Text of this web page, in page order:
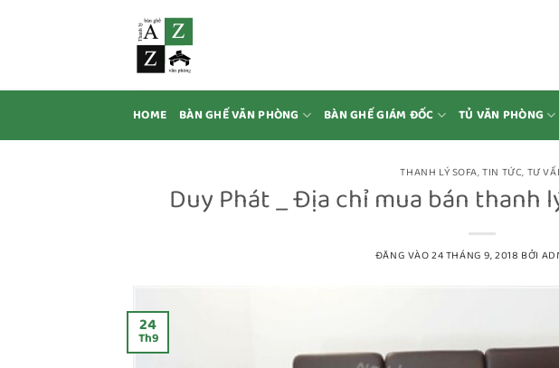
HOME BÀN GHẾ VĂN PHÒNG BÀN GHẾ GIÁM ĐỐC TỦ VĂN PHÒNG
THANH LÝ SOFA,TIN TỨC, TƯ
Duy Phát _ Địa chỉ mua bán thanh
ĐĂNG VÀO24 THÁNG 9, 2018 BỞI
24
Th9